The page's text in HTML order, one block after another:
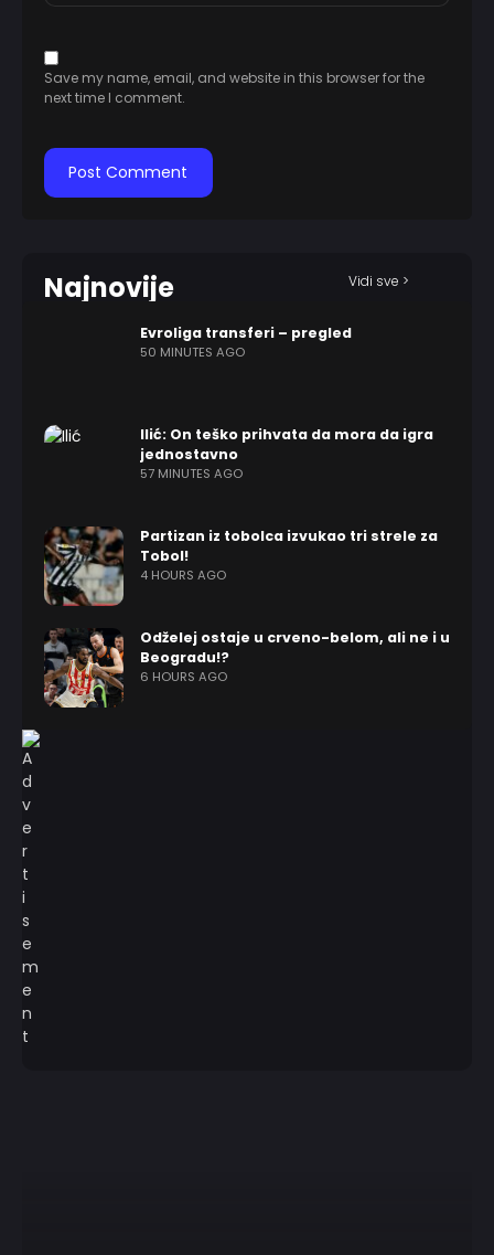
Save my name, email, and website in this browser for the
next time I comment.
Najnovije Vidi sve >
Evroliga transferi – pregled
50 MINUTES AGO
Ilić: On teško prihvata da mora da igra
jednostavno
57 MINUTES AGO
Partizan iz tobolca izvukao tri strele za
Tobol!
4 HOURS AGO
Odželej ostaje u crveno-belom, ali ne i u
Beogradu!?
6 HOURS AGO